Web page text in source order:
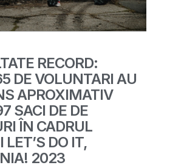
RECORD:
DE VOLUNTARI AU
APROXIMATIV
SACI DE DE
ÎN CADRUL
LET’S DO IT,
2023